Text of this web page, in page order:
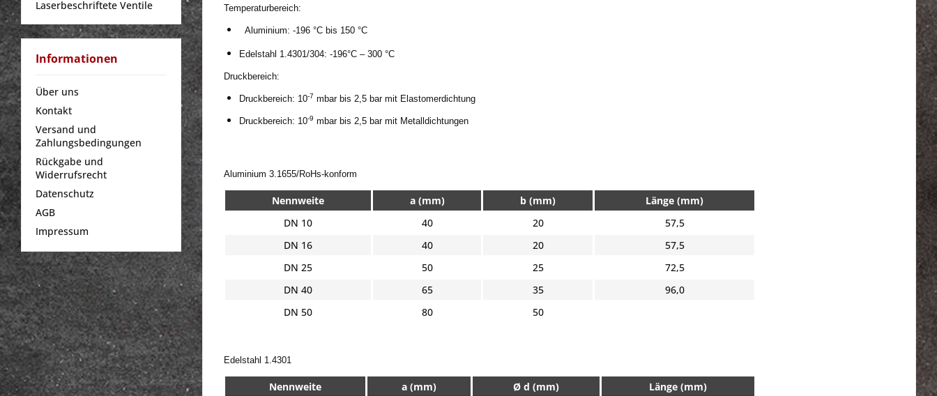
Laserbeschriftete Ventile
Informationen
Über uns
Kontakt
Versand und
Zahlungsbedingungen
Rückgabe und
Widerrufsrecht
Datenschutz
AGB
Impressum
Temperaturbereich:
Aluminium: -196 °C bis 150 °C
Edelstahl 1.4301/304: -196°C – 300 °C
Druckbereich:
Druckbereich: 10-7 mbar bis 2,5 bar mit Elastomerdichtung
Druckbereich: 10-9 mbar bis 2,5 bar mit Metalldichtungen
Aluminium 3.1655/RoHs-konform
Nennweite a (mm) b (mm)
Länge (mm)
DN 10
40 20
57,5
DN 16
40 20
57,5
DN 25
50 25
72,5
DN 40
65 35
96,0
DN 50
80 50
Edelstahl 1.4301
Nennweite a (mm) Ø d (mm)
Länge (mm)